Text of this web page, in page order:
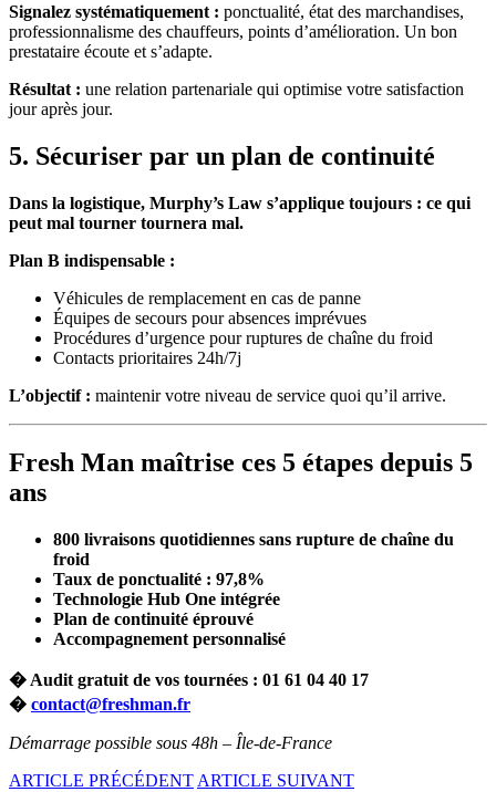
Signalez systématiquement : ponctualité, état des marchandises,
professionnalisme des chauffeurs, points d’amélioration. Un bon
prestataire écoute et s’adapte.
Résultat : une relation partenariale qui optimise votre satisfaction
jour après jour.
5. Sécuriser par un plan de continuité
Dans la logistique, Murphy’s Law s’applique toujours : ce qui
peut mal tourner tournera mal.
Plan B indispensable :
Véhicules de remplacement en cas de panne
Équipes de secours pour absences imprévues
Procédures d’urgence pour ruptures de chaîne du froid
Contacts prioritaires 24h/7j
L’objectif : maintenir votre niveau de service quoi qu’il arrive.
Fresh Man maîtrise ces 5 étapes depuis 5
ans
800 livraisons quotidiennes sans rupture de chaîne du
froid
Taux de ponctualité : 97,8%
Technologie Hub One intégrée
Plan de continuité éprouvé
Accompagnement personnalisé
� Audit gratuit de vos tournées : 01 61 04 40 17
� contact@freshman.fr
Démarrage possible sous 48h – Île-de-France
ARTICLE PRÉCÉDENT ARTICLE SUIVANT